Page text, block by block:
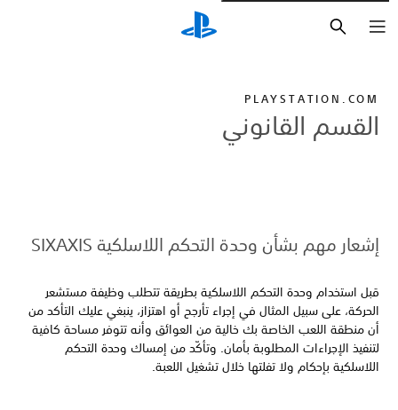
PLAYSTATION.COM
القسم القانوني
إشعار مهم بشأن وحدة التحكم اللاسلكية SIXAXIS
قبل استخدام وحدة التحكم اللاسلكية بطريقة تتطلب وظيفة مستشعر
الحركة، على سبيل المثال في إجراء تأرجح أو اهتزاز، ينبغي عليك التأكد من
أن منطقة اللعب الخاصة بك خالية من العوائق وأنه تتوفر مساحة كافية
لتنفيذ الإجراءات المطلوبة بأمان. وتأكّد من إمساك وحدة التحكم
اللاسلكية بإحكام ولا تفلتها خلال تشغيل اللعبة.